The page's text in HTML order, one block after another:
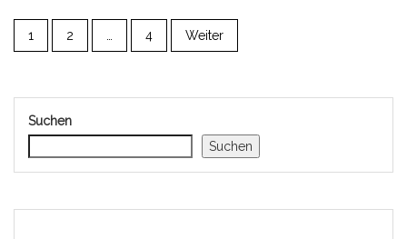
1 2 4 Weiter
Suchen
Suchen